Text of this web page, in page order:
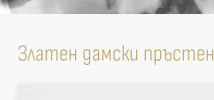
Златен дамски пръстен